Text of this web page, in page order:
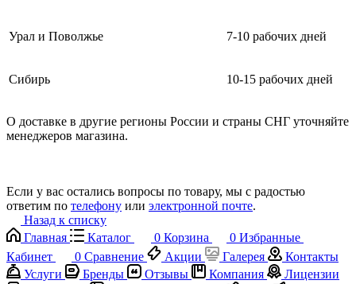
Урал и Поволжье 7-10 рабочих дней
Сибирь 10-15 рабочих дней
О доставке в другие регионы России и страны СНГ уточняйте
менеджеров магазина.
Если у вас остались вопросы по товару, мы с радостью
ответим по телефону или электронной почте.
Назад к списку
Главная
Каталог 0 Корзина 0 Избранные
Кабинет
0 Сравнение Акции Галерея
Контакты
Услуги
Бренды Отзывы Компания
Лицензии